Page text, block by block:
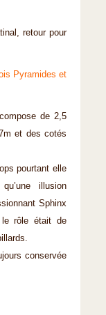
retour pour
Pyramides et
de 2,5
et des cotés
pourtant elle
illusion
Sphinx
rôle était de
conservée